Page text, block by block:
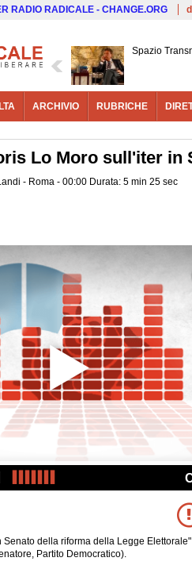
RADIO RADICALE - CHANGE.ORG
Spazio
ARCHIVIO RUBRICHE
Lo Moro sull'iter in
- Roma - 00:00 Durata: 5 min 25 sec
della riforma della Legge
Partito Democratico).